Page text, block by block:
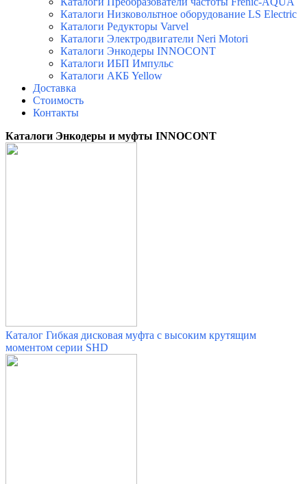
Каталоги Низковольтное оборудование LS Electric
Каталоги Редукторы Varvel
Каталоги Электродвигатели Neri Motori
Каталоги Энкодеры INNOCONT
Каталоги ИБП Импульс
Каталоги АКБ Yellow
Доставка
Стоимость
Контакты
Каталоги Энкодеры и муфты INNOCONT
Каталог Гибкая дисковая муфта с высоким крутящим
моментом серии SHD